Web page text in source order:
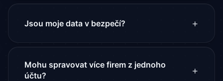
Žádná instalace, žádné aktualizace, žádná údržba.
Jsou moje data v bezpečí?
je šifrovaný (TLS 1.3), přístup řízený pomocí RBAC
oprávnění. Dodržujeme GDPR včetně maskování
Mohu spravovat více firem z jednoho
účtu?